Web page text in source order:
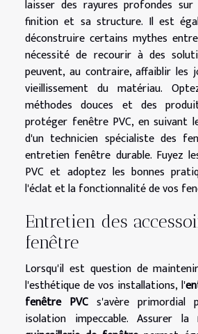
laisser des rayures profondes
finition et sa structure. Il est
déconstruire certains mythes
nécessité de recourir à des
peuvent, au contraire, affaiblir les
vieillissement du matériau.
méthodes douces et des
protéger fenêtre PVC, en suivant
d'un technicien spécialiste des
entretien fenêtre durable. Fuyez
PVC et adoptez les bonnes
l'éclat et la fonctionnalité de vos
Entretien des
fenêtre
Lorsqu'il est question de
l'esthétique de vos installations, l'
fenêtre PVC s'avère primordial
isolation impeccable. Assurer la